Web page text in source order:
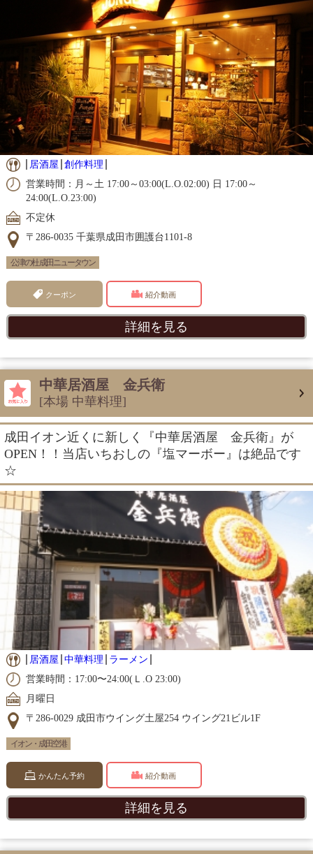
居酒屋 創作料理
営業時間：月～土 17:00～03:00(L.O.02:00) 日 17:00～
24:00(L.O.23:00)
不定休
〒286-0035 千葉県成田市囲護台1101-8
公津の杜 成田ニュータウン
クーポン 紹介動画
詳細を見る
中華居酒屋 金兵衛
[本場 中華料理]
成田イオン近くに新しく『中華居酒屋 金兵衛』が
OPEN！！当店いちおしの『塩マーボー』は絶品です
☆
居酒屋 中華料理
ラーメン
営業時間：17:00〜24:00(Ｌ.O 23:00)
月曜日
〒286-0029 成田市ウイング土屋254 ウイング21ビル1F
イオン・成田空港
かんたん予約 紹介動画
詳細を見る